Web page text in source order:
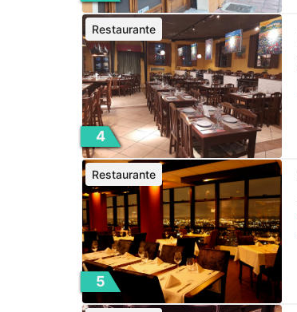
4
Restaurante
5
Restaurante